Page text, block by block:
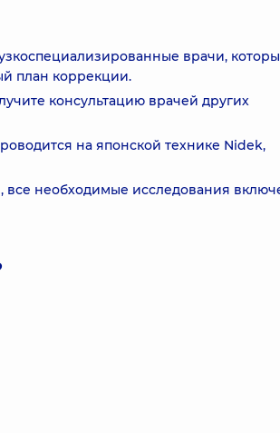
врачи,
план коррекции.
консультацию врачей других
на японской технике Nidek,
все необходимые исследования